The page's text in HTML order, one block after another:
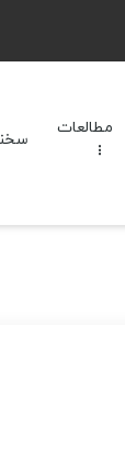
مطالعات